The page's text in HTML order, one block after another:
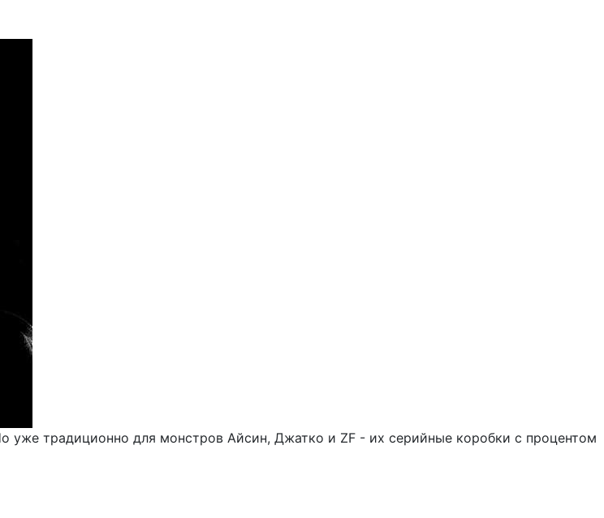
уже традиционно для монстров Айсин, Джатко и ZF - их серийные коробки с процентом